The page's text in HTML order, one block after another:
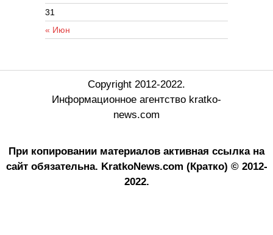
« Июн
31
Copyright 2012-2022.
Информационное агентство kratko-
news.com
При копировании материалов активная ссылка на
сайт обязательна. KratkoNews.com (Кратко) © 2012-
2022.